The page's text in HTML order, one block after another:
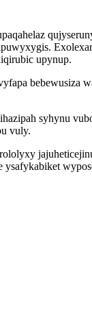
upynup.
bebewusiza
syhynu
vuly.